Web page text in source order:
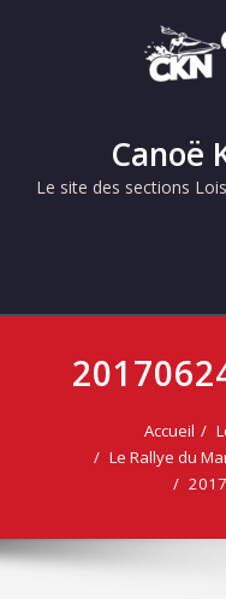
Canoë
Le site des sections
Accueil
Le Rallye du